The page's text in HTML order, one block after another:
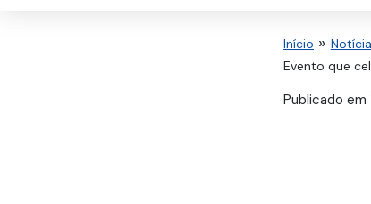
Início
Evento que
Publicado em